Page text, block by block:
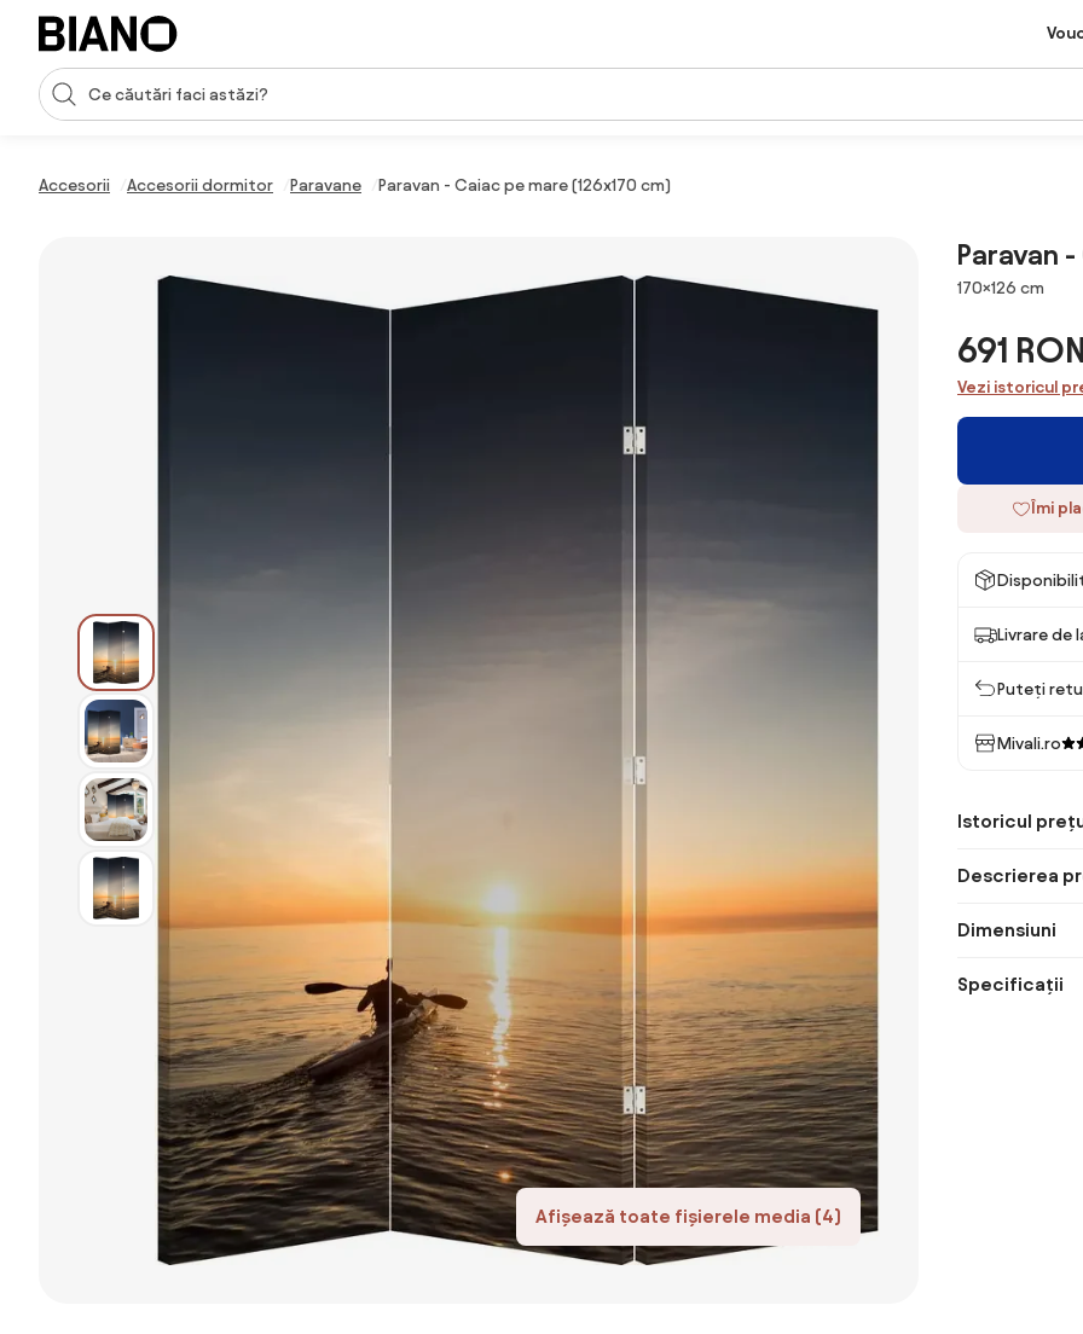
Sari peste navigare, accesează conținutul
Introducerea căutării
Accesorii Accesorii dormitor Paravane Paravan - Caiac pe mare (126x170 cm)
Afișează toate fișierele media (4)
Paravan
Dimensiuni
170×126 cm
691 RON
Vezi istoricul
Îmi
Livrare de
Puteți
Mivali.ro
Istoricul
Descrierea
Dimensiuni
Specificații